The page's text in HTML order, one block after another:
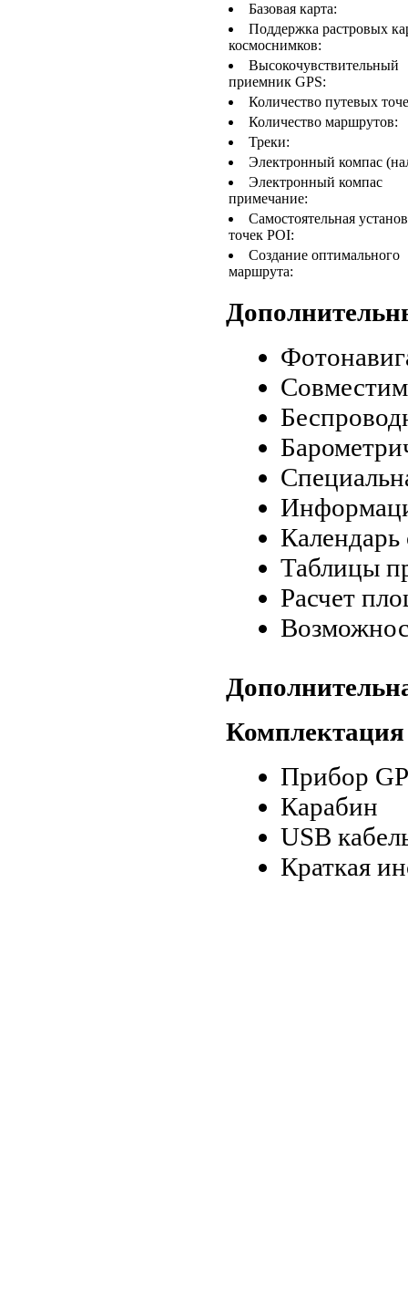
Базовая карта:
Поддержка растровых
космоснимков:
Высокочувствительный
приемник GPS:
Количество путевых
Количество маршрутов:
Треки:
Электронный компас
Электронный компас
примечание:
Самостоятельная
точек POI:
Создание оптимального
маршрута:
Таблицы
Расчет
Комплектация
Прибор
Карабин
USB
Краткая